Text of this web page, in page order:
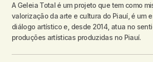
A Geleia Total é um projeto que tem como
valorização da arte e cultura do Piauí, é um
diálogo artístico e, desde 2014, atua no
produções artísticas produzidas no Piauí.